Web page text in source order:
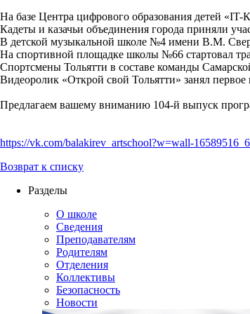
На базе Центра цифрового образования детей
Кадеты и казачьи объединения города приняли
В детской музыкальной школе №4 имени В.М.
На спортивной площадке школы №66 стартовал
Спортсмены Тольятти в составе команды
Видеоролик «Открой свой Тольятти» занял
Предлагаем вашему вниманию 104-й выпуск
https://vk.com/balakirev_artschool?w=wall-
Возврат к списку
Разделы
О школе
Сведения
Преподавателям
Родителям
Отделения
Коллективы
Безопасность
Новости